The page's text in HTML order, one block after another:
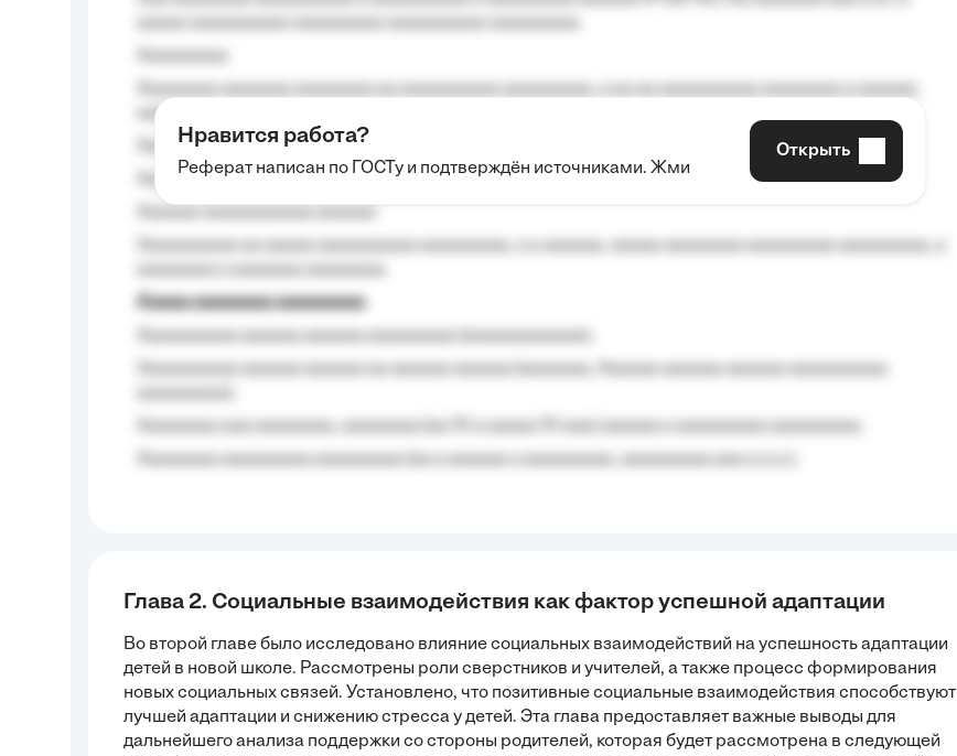
aaaa aaaa.
Aaaaaaaaa
Aaaaaaaaaa aa aaa aaaaaaaaa, a aaa aaaaaaaaaa aaa, a aaaaaaaaaa, aaaaaa aaaaaa a aaaaaa.
Aaaaa aaaaaaaa aaaaaaaaa
Нравится работа?
Реферат написан по ГОСТу и подтверждён источниками. Жми
Открыть
Глава 2. Социальные взаимодействия как фактор успешной адаптации
Во второй главе было исследовано влияние социальных взаимодействий на успешность адаптации
детей в новой школе. Рассмотрены роли сверстников и учителей, а также процесс формирования
новых социальных связей. Установлено, что позитивные социальные взаимодействия способствуют
лучшей адаптации и снижению стресса у детей. Эта глава предоставляет важные выводы для
дальнейшего анализа поддержки со стороны родителей, которая будет рассмотрена в следующей